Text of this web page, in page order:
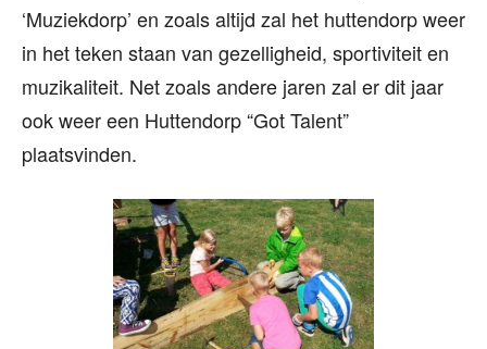
‘Muziekdorp’ en zoals altijd zal het huttendorp weer
in het teken staan van gezelligheid, sportiviteit en
muzikaliteit. Net zoals andere jaren zal er dit jaar
ook weer een Huttendorp “Got Talent”
plaatsvinden.